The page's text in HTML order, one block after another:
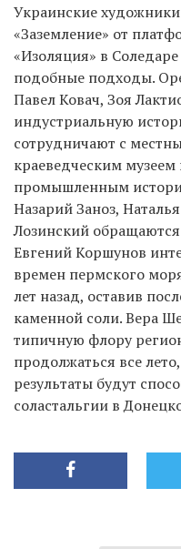
Украинские
«Заземление» от
«Изоляция» в
подобные подходы.
Павел Ковач, Зоя
индустриальную
сотрудничают с
краеведческим
промышленным
Назарий Заноз,
Лозинский
Евгений Коршунов
времен пермского
лет назад, оставив
каменной соли. Вера
типичную флору
продолжаться все
результаты будут
соластальгии в